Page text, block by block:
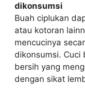
dikonsumsi
Buah ciplukan
atau kotoran
mencucinya
dikonsumsi. Cuci
bersih yang
dengan sikat